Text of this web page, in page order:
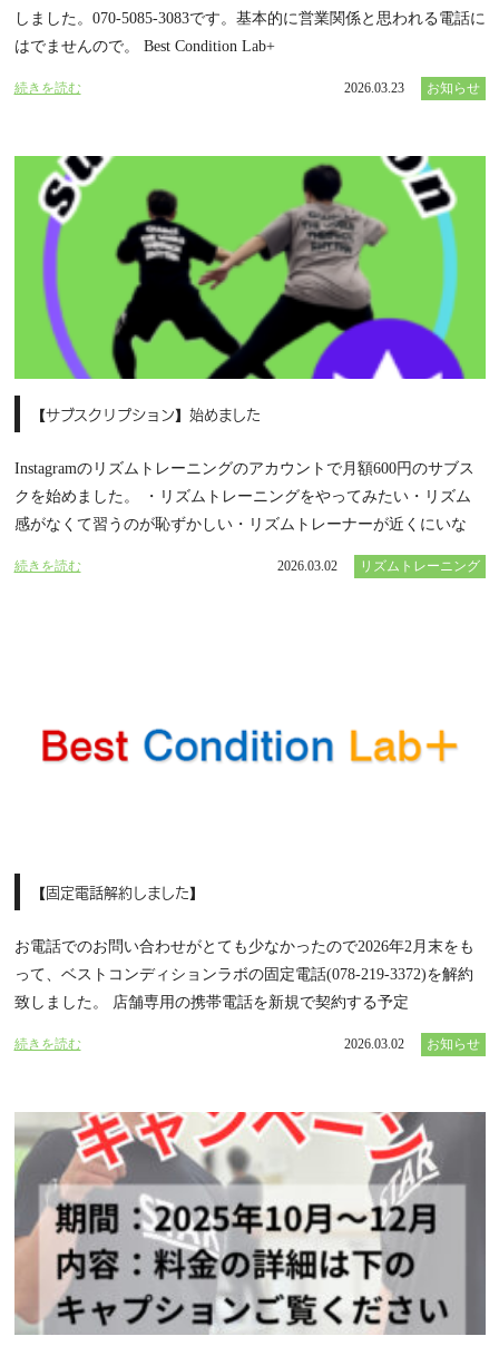
しました。070-5085-3083です。基本的に営業関係と思われる電話に
はでませんので。 Best Condition Lab+
続きを読む 2026.03.23 お知らせ
【サブスクリプション】始めました
Instagramのリズムトレーニングのアカウントで月額600円のサブス
クを始めました。 ・リズムトレーニングをやってみたい・リズム
感がなくて習うのが恥ずかしい・リズムトレーナーが近くにいな
続きを読む 2026.03.02 リズムトレーニング
【固定電話解約しました】
お電話でのお問い合わせがとても少なかったので2026年2月末をも
って、ベストコンディションラボの固定電話(078-219-3372)を解約
致しました。 店舗専用の携帯電話を新規で契約する予定
続きを読む 2026.03.02 お知らせ